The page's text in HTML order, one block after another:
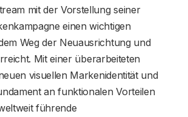
mit der Vorstellung seiner
einen wichtigen
Weg der Neuausrichtung und
Mit einer überarbeiteten
visuellen Markenidentität und
an funktionalen Vorteilen
führende